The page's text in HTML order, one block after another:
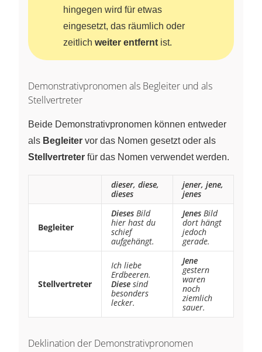
hingegen wird für etwas
eingesetzt, das räumlich oder
zeitlich weiter entfernt ist.
Demonstrativpronomen als Begleiter und als
Stellvertreter
Beide Demonstrativpronomen können entweder
als Begleiter vor das Nomen gesetzt oder als
Stellvertreter für das Nomen verwendet werden.
dieser, diese,
dieses
jener, jene,
jenes
Begleiter
Dieses Bild
hier hast du
schief
aufgehängt.
Jenes Bild
dort hängt
jedoch
gerade.
Stellvertreter
Ich liebe
Erdbeeren.
Diese sind
besonders
lecker.
Jene
gestern
waren
noch
ziemlich
sauer.
Deklination der Demonstrativpronomen